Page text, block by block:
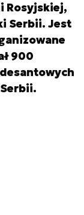
Rosyjskiej,
Serbii. Jest
900